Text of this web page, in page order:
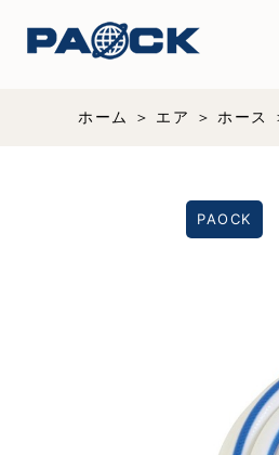
ホーム エア ホース
PAOCK